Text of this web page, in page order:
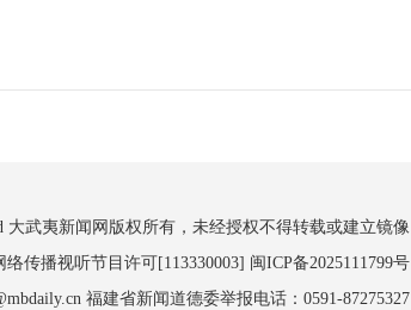
大武夷新闻网版权所有，未经授权不得转载或建立镜像
传播视听节目许可[113330003] 闽ICP备2025111799号
福建省新闻道德委举报电话：0591-87275327